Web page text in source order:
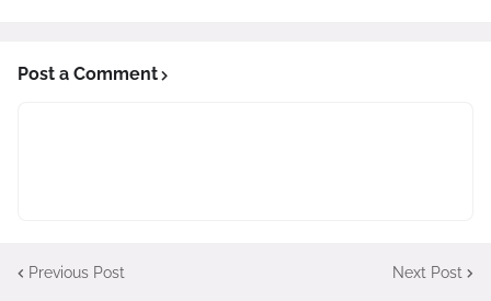
Post a Comment
Previous Post Next Post